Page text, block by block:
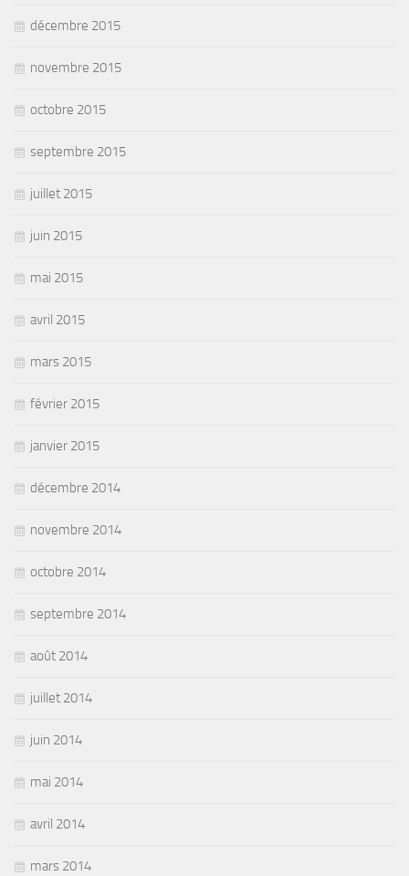
décembre 2015
novembre 2015
octobre 2015
septembre 2015
juillet 2015
juin 2015
mai 2015
avril 2015
mars 2015
février 2015
janvier 2015
décembre 2014
novembre 2014
octobre 2014
septembre 2014
août 2014
juillet 2014
juin 2014
mai 2014
avril 2014
mars 2014